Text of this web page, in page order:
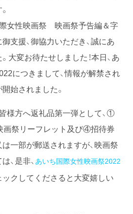
女性映画祭 映画祭予告編＆字
支援、御協力いただき、誠にあ
大変お待たせしました！本日、あ
につきまして、情報が解禁され
始されました。
様方へ返礼品第一弾として、①
画祭リーフレット及び④招待券
は一部が郵送されますが、映画祭
、是非、 あいち国際女性映画祭2022
ックしてくださると大変嬉しい